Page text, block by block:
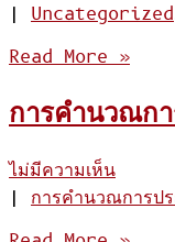
| Uncategorized
Read More »
การคำนวณก
ไม่มีความเห็น
| การคำนวณการป